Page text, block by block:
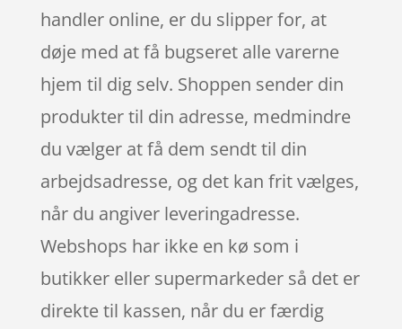
handler online, er du slipper for, at
døje med at få bugseret alle varerne
hjem til dig selv. Shoppen sender din
produkter til din adresse, medmindre
du vælger at få dem sendt til din
arbejdsadresse, og det kan frit vælges,
når du angiver leveringadresse.
Webshops har ikke en kø som i
butikker eller supermarkeder så det er
direkte til kassen, når du er færdig